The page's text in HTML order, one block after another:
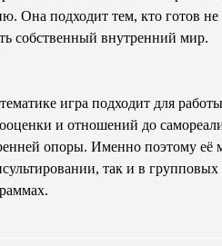
Она подходит тем, кто готов не
собственный внутренний мир.
игра подходит для
и отношений до
опоры. Именно поэтому её
так и в групповых